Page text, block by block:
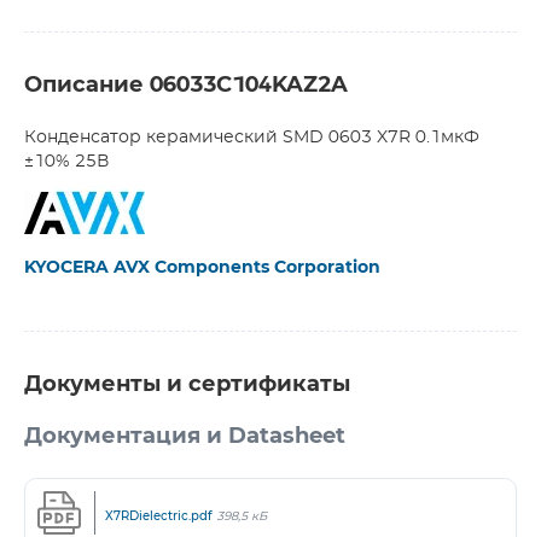
Описание 06033C104KAZ2A
Конденсатор керамический SMD 0603 X7R 0.1мкФ
±10% 25В
KYOCERA AVX Components Corporation
Документы и сертификаты
Документация и Datasheet
X7RDielectric.pdf 398,5 кБ